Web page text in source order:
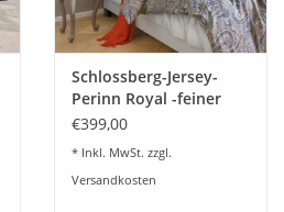
Schlossberg-Jersey-
Perinn Royal -feiner
schweizer Jersey
€399,00
* Inkl. MwSt. zzgl.
Versandkosten